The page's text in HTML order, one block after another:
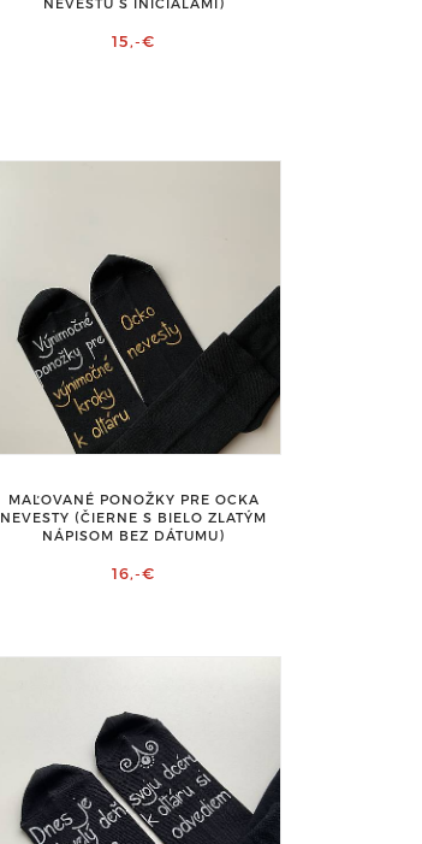
15,-€
MAĽOVANÉ PONOŽKY PRE OCKA
NEVESTY (ČIERNE S BIELO ZLATÝM
NÁPISOM BEZ DÁTUMU)
16,-€